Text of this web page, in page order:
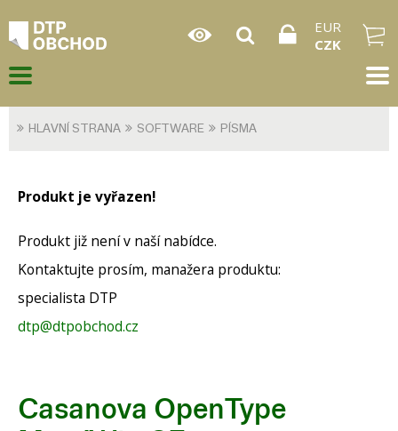
EUR
CZK
HLAVNÍ STRANA SOFTWARE PÍSMA
Produkt je vyřazen!
Produkt již není v naší nabídce.
Kontaktujte prosím, manažera produktu:
specialista DTP
dtp@dtpobchod.cz
Casanova OpenType